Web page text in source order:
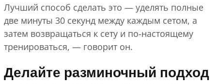
Лучший способ сделать это — уделять полные
две минуты 30 секунд между каждым сетом, а
затем возвращаться к сету и по-настоящему
тренироваться, — говорит он.
Делайте разминочный подход